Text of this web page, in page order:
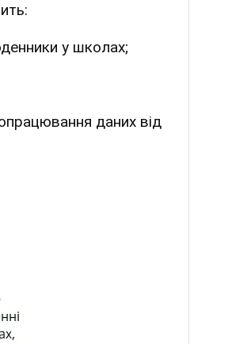
у школах;
даних від